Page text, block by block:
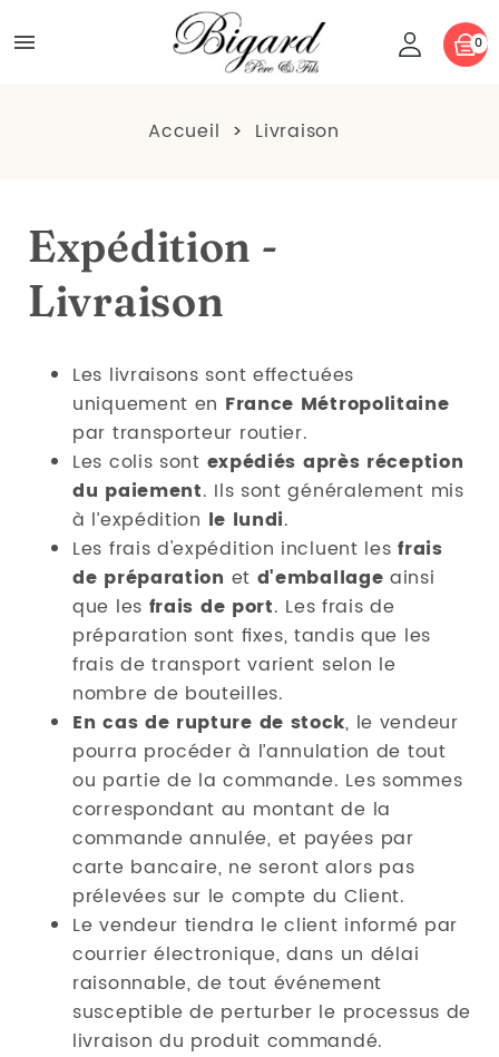
 0
Accueil Livraison
Expédition -
Livraison
Les livraisons sont effectuées
uniquement en France Métropolitaine
par transporteur routier.
Les colis sont expédiés après réception
du paiement. Ils sont généralement mis
à l’expédition le lundi.
Les frais d'expédition incluent lesfrais
de préparation et d'emballage ainsi
que les frais de port. Les frais de
préparation sont ﬁxes, tandis que les
frais de transport varient selon le
nombre de bouteilles.
En cas de rupture de stock, le vendeur
pourra procéder à l’annulation de tout
ou partie de la commande. Les sommes
correspondant au montant de la
commande annulée, et payées par
carte bancaire, ne seront alors pas
prélevées sur le compte du Client.
Le vendeur tiendra le client informé par
courrier électronique, dans un délai
raisonnable, de tout événement
susceptible de perturber le processus de
livraison du produit commandé.